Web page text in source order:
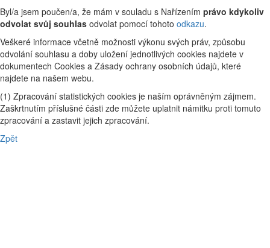
Byl/a jsem poučen/a, že mám v souladu s Nařízením právo kdykoliv
odvolat svůj souhlas odvolat pomocí tohoto odkazu.
Veškeré informace včetně možnosti výkonu svých práv, způsobu
odvolání souhlasu a doby uložení jednotlivých cookies najdete v
dokumentech Cookies a Zásady ochrany osobních údajů, které
najdete na našem webu.
(1) Zpracování statistických cookies je naším oprávněným zájmem.
Zaškrtnutím příslušné části zde můžete uplatnit námitku proti tomuto
zpracování a zastavit jejich zpracování.
Zpět